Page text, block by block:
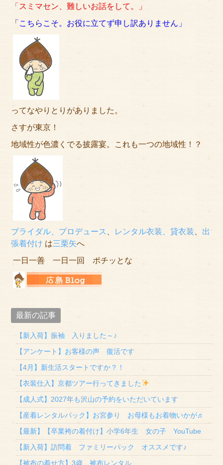
「スミマセン、難しいお話をして。」
「こちらこそ。お役に立てず申し訳ありません」
ってなやりとりがありました。
さすが東京！
地域性が色濃くでる披露宴。これも一つの地域性！？
ブライダル、プロデュース レンタル衣装、貸衣装
出
張着付け は三栗矢へ
一日一善 一日一回 ポチッとな
最新の記事
【新入荷】振袖 入りました～♪
【アンケート】お客様の声 復活です
【4月】新生活スタートですか？！
【衣装仕入】京都ツアー行ってきました
【成人式】2027年も沢山の予約をいただいています
【産着レンタルパック】お宮参り お母様もお着物いかが♬
【最新】【卒業袴の着付け】小学6年生 女の子 YouTube
【新入荷】訪問着 ファミリーパック オススメです♪
【被布の着せ方】3歳 被布レンタル